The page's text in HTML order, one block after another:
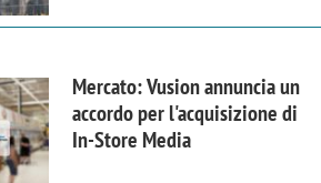
Mercato: Vusion annuncia un
accordo per l'acquisizione di
In-Store Media